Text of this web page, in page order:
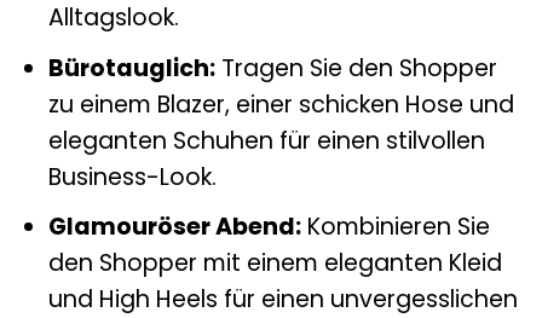
Alltagslook.
Bürotauglich:Tragen Sie den Shopper
zu einem Blazer, einer schicken Hose und
eleganten Schuhen für einen stilvollen
Business-Look.
Glamouröser Abend:Kombinieren Sie
den Shopper mit einem eleganten Kleid
und High Heels für einen unvergesslichen